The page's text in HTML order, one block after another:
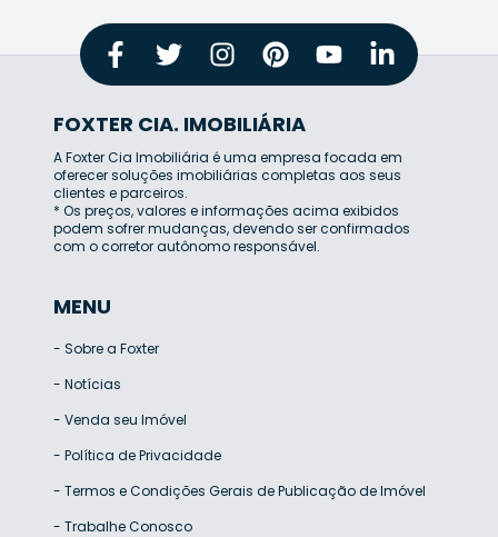
FOXTER CIA. IMOBILIÁRIA
A Foxter Cia Imobiliária é uma empresa focada em
oferecer soluções imobiliárias completas aos seus
clientes e parceiros.
* Os preços, valores e informações acima exibidos
podem sofrer mudanças, devendo ser confirmados
com o corretor autônomo responsável.
MENU
- Sobre a Foxter
- Notícias
- Venda seu Imóvel
- Política de Privacidade
- Termos e Condições Gerais de Publicação de Imóvel
- Trabalhe Conosco